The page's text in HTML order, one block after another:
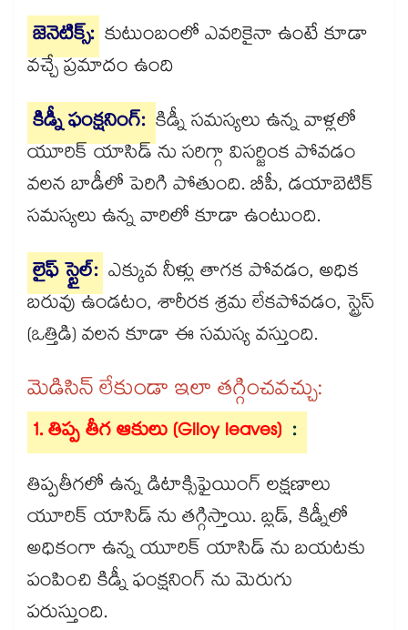
జెనెటిక్స్: కుటుంబంలో ఎవరికైనా ఉంటే కూడా
వచ్చే ప్రమాదం ఉంది
కిడ్నీ ఫంక్షనింగ్: కిడ్నీ సమస్యలు ఉన్న వాళ్లలో
యూరిక్ యాసిడ్ ను సరిగ్గా విసర్జింక పోవడం
వలన బాడీలో పెరిగి పోతుంది. బీపీ, డయాబెటిక్
సమస్యలు ఉన్న వారిలో కూడా ఉంటుంది.
లైఫ్ స్టైల్: ఎక్కువ నీళ్లు తాగక పోవడం, అధిక
బరువు ఉండటం, శారీరక శ్రమ లేకపోవడం, స్ట్రెస్
(ఒత్తిడి) వలన కూడా ఈ సమస్య వస్తుంది.
మెడిసిన్ లేకుండా ఇలా తగ్గించవచ్చు:
1. తిప్ప తీగ ఆకులు (Giloy leaves) :
తిప్పతీగలో ఉన్న డిటాక్సిఫైయింగ్ లక్షణాలు
యూరిక్ యాసిడ్ ను తగ్గిస్తాయి. బ్లడ్, కిడ్నీలో
అధికంగా ఉన్న యూరిక్ యాసిడ్ ను బయటకు
పంపించి కిడ్నీ ఫంక్షనింగ్ ను మెరుగు
పరుస్తుంది.